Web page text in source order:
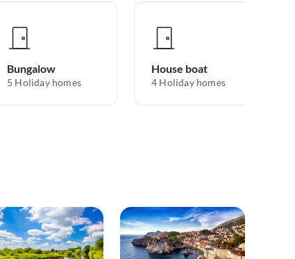
Bungalow
5 Holiday homes
House boat
4 Holiday homes